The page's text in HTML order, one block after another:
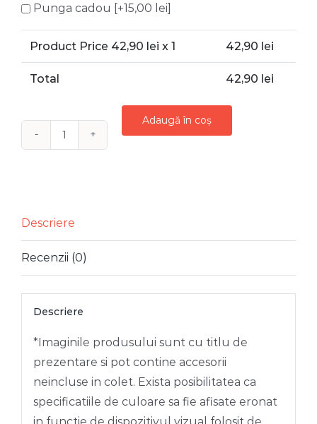
Punga cadou [+15,00 lei]
Product Price 42,90 lei x 1 42,90 lei
Total 42,90 lei
BORDO
FILIGRAN
AURIU
Adaugă în coș
Descriere
Recenzii (0)
Descriere
*Imaginile produsului sunt cu titlu de
prezentare si pot contine accesorii
neincluse in colet. Exista posibilitatea ca
specificatiile de culoare sa fie afisate eronat